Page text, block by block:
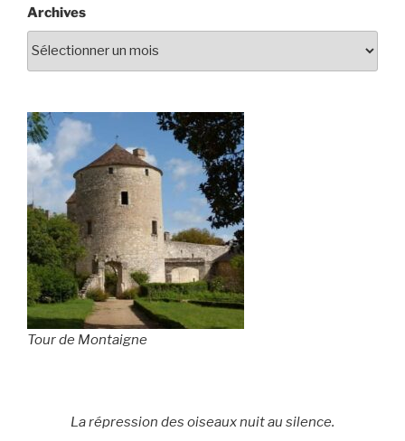
Archives
Tour de Montaigne
La répression des oiseaux nuit au silence.